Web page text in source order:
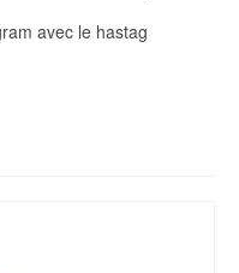
avec le hastag